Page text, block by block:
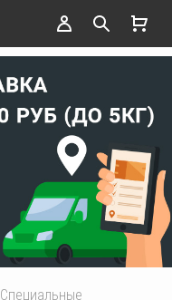
Специальные